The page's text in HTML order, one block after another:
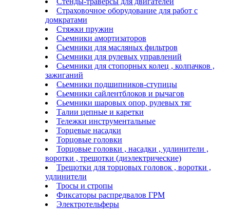
Страховочное оборудование для работ с
домкратами
Стяжки пружин
Сьемники амортизаторов
Сьемники для масляных фильтров
Сьемники для рулевых управлений
Сьемники для стопорных колец , колпачков ,
зажиганий
Сьемники подшипников-ступицы
Сьемники сайлентблоков и рычагов
Сьемники шаровых опор, рулевых тяг
Талии цепные и каретки
Тележки инструментальные
Торцевые насадки
Торцовые головки
Торцовые головки , насадки , удлинители ,
воротки , трещотки (диэлектрические)
Трещотки для торцовых головок , воротки ,
удлинители
Тросы и стропы
Фиксаторы распредвалов ГРМ
Электротельферы